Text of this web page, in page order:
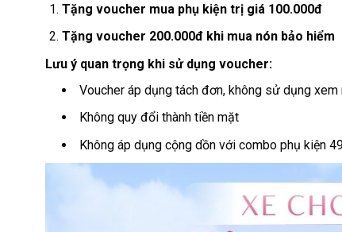
Tặng voucher mua phụ kiện trị giá 100.000đ
Tặng voucher 200.000đ khi mua nón bảo hiểm
Lưu ý quan trọng khi sử dụng voucher:
Voucher áp dụng tách đơn, không sử dụng xem
Không quy đổi thành tiền mặt
Không áp dụng cộng dồn với combo phụ kiện